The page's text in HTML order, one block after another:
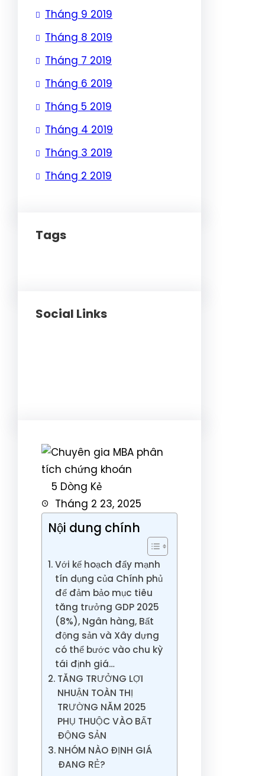
Tháng 9 2019
Tháng 8 2019
Tháng 7 2019
Tháng 6 2019
Tháng 5 2019
Tháng 4 2019
Tháng 3 2019
Tháng 2 2019
Tags
Social Links
5 Dòng Kẻ
Tháng 2 23, 2025
Nội dung chính
Với kế hoạch đẩy mạnh
tín dụng của Chính phủ
để đảm bảo mục tiêu
tăng trưởng GDP 2025
(8%), Ngân hàng, Bất
động sản và Xây dựng
có thể bước vào chu kỳ
tái định giá…
TĂNG TRƯỞNG LỢI
NHUẬN TOÀN THỊ
TRƯỜNG NĂM 2025
PHỤ THUỘC VÀO BẤT
ĐỘNG SẢN
NHÓM NÀO ĐỊNH GIÁ
ĐANG RẺ?